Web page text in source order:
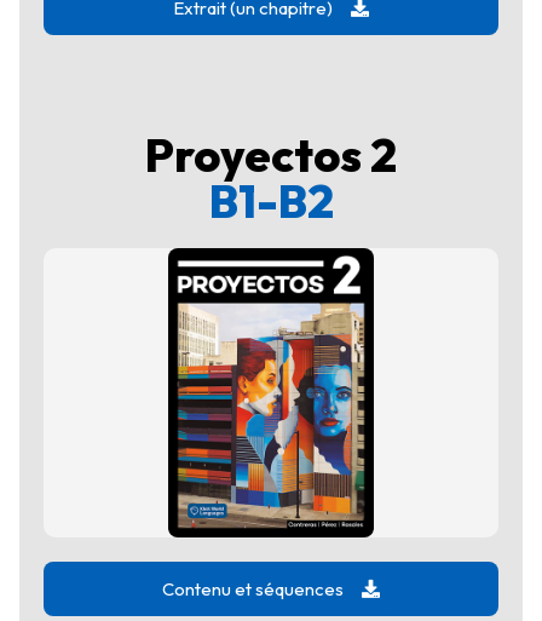
Extrait (un chapitre)
Proyectos 2
B1-B2
Contenu et séquences